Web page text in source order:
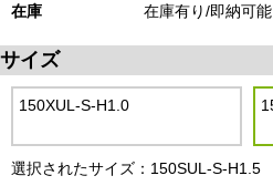
在庫
在庫有り/即納可能
サイズ
150XUL-S-H1.0
選択されたサイズ：150SUL-S-H1.5